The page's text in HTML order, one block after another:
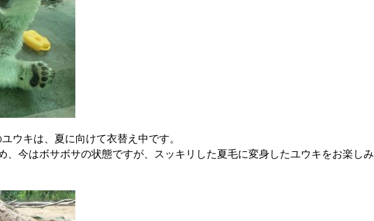
ウキは、夏に向けて衣替え中です。
今はボサボサの状態ですが、スッキリした夏毛に変身したユウキをお楽しみ